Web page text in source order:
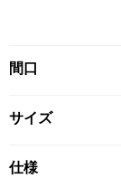
間口
サイズ
仕様